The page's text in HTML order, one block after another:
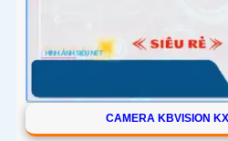
CAMERA KBVISION